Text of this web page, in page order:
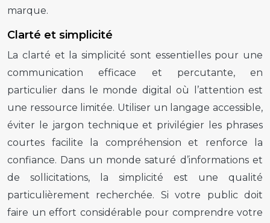
marque.
Clarté et simplicité
La clarté et la simplicité sont essentielles pour une
communication efficace et percutante, en
particulier dans le monde digital où l’attention est
une ressource limitée. Utiliser un langage accessible,
éviter le jargon technique et privilégier les phrases
courtes facilite la compréhension et renforce la
confiance. Dans un monde saturé d’informations et
de sollicitations, la simplicité est une qualité
particulièrement recherchée. Si votre public doit
faire un effort considérable pour comprendre votre